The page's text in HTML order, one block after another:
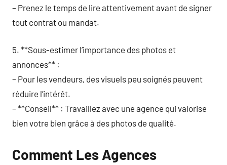
– Prenez le temps de lire attentivement avant de signer
tout contrat ou mandat.
5. **Sous-estimer l’importance des photos et
annonces** :
– Pour les vendeurs, des visuels peu soignés peuvent
réduire l’intérêt.
– **Conseil** : Travaillez avec une agence qui valorise
bien votre bien grâce à des photos de qualité.
Comment Les Agences